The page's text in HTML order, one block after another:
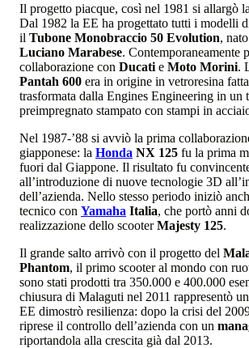
Il progetto piacque, così nel 1981 si allargò
Dal 1982 la EE ha progettato tutti i modelli
il Tubone Monobraccio 50 Evolution,
Luciano Marabese. Contemporaneamente
collaborazione con Ducati e Moto Morini.
Pantah 600 era in origine in vetroresina
trasformata dalla Engines Engineering in un
preimpregnato stampato con stampi in
Nel 1987-’88 si avviò la prima
giapponese: la Honda NX 125 fu la prima
fuori dal Giappone. Il risultato fu
all’introduzione di nuove tecnologie 3D
dell’azienda. Nello stesso periodo iniziò
tecnico con Yamaha Italia, che portò anni
realizzazione dello scooterMajesty 125.
Il grande salto arrivò con il progetto del
Phantom, il primo scooter al mondo con
sono stati prodotti tra 350.000 e 400.000
chiusura di Malaguti nel 2011 rappresentò
EE dimostrò resilienza: dopo la crisi del
riprese il controllo dell’azienda con un
riportandola alla crescita già dal 2013.